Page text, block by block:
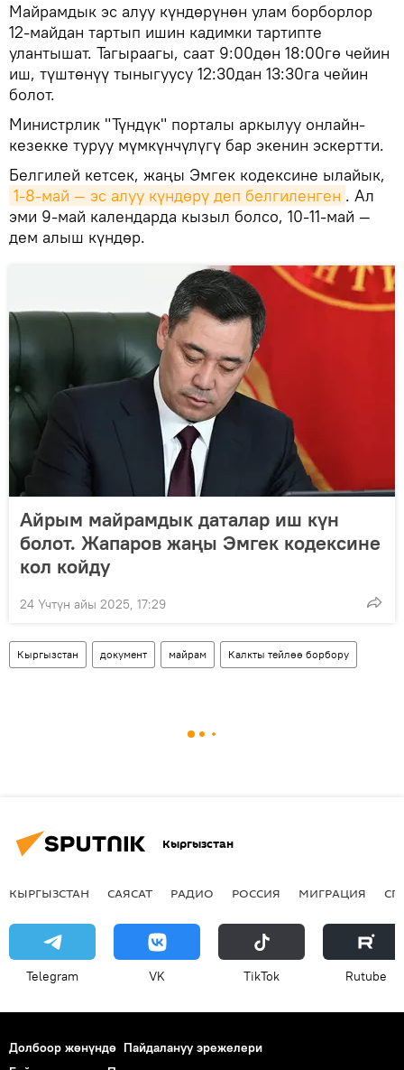
Майрамдык эс алуу күндөрүнөн улам борборлор
12-майдан тартып ишин кадимки тартипте
улантышат. Тагыраагы, саат 9:00дөн 18:00гө чейин
иш, түштөнүү тыныгуусу 12:30дан 13:30га чейин
болот.
Министрлик "Түндүк" порталы аркылуу онлайн-
кезекке туруу мүмкүнчүлүгү бар экенин эскертти.
Белгилей кетсек, жаңы Эмгек кодексине ылайык,
1-8-май — эс алуу күндөрү деп белгиленген . Ал
эми 9-май календарда кызыл болсо, 10-11-май —
дем алыш күндөр.
Айрым майрамдык даталар иш күн
болот. Жапаров жаңы Эмгек кодексине
кол койду
24 Үчтүн айы 2025, 17:29
Кыргызстан документ майрам Калкты тейлөө борбору
Кыргызстан
КЫРГЫЗСТАН САЯСАТ РАДИО РОССИЯ МИГРАЦИЯ
Telegram VK ТikТоk Rutube
Долбоор жөнүндө Пайдалануу эрежелери